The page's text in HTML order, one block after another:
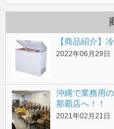
【商品紹介】
2022年06月29
沖縄で業務用
那覇店へ！！
2021年02月21